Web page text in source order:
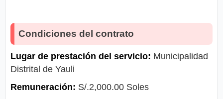
Condiciones del contrato
Lugar de prestación del servicio: Municipalidad
Distrital de Yauli
Remuneración: S/.2,000.00 Soles